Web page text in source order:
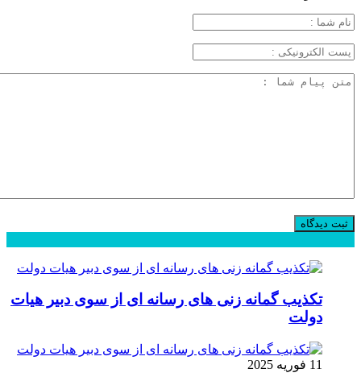
تکذیب گمانه زنی های رسانه ای از سوی دبیر هیات
دولت
11 فوریه 2025